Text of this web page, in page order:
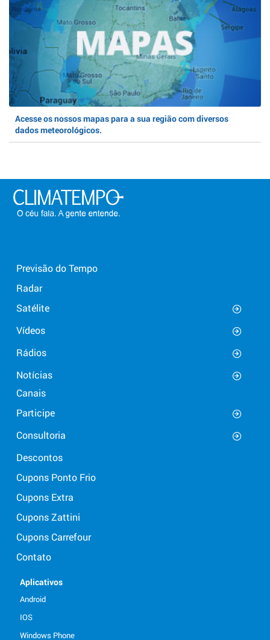
Acesse os nossos mapas para a sua região com diversos
dados meteorológicos.
Previsão do Tempo
Radar
Satélite
Vídeos
Rádios
Notícias
Canais
Participe
Consultoria
Descontos
Cupons Ponto Frio
Cupons Extra
Cupons Zattini
Cupons Carrefour
Contato
Aplicativos
Android
IOS
Windows Phone